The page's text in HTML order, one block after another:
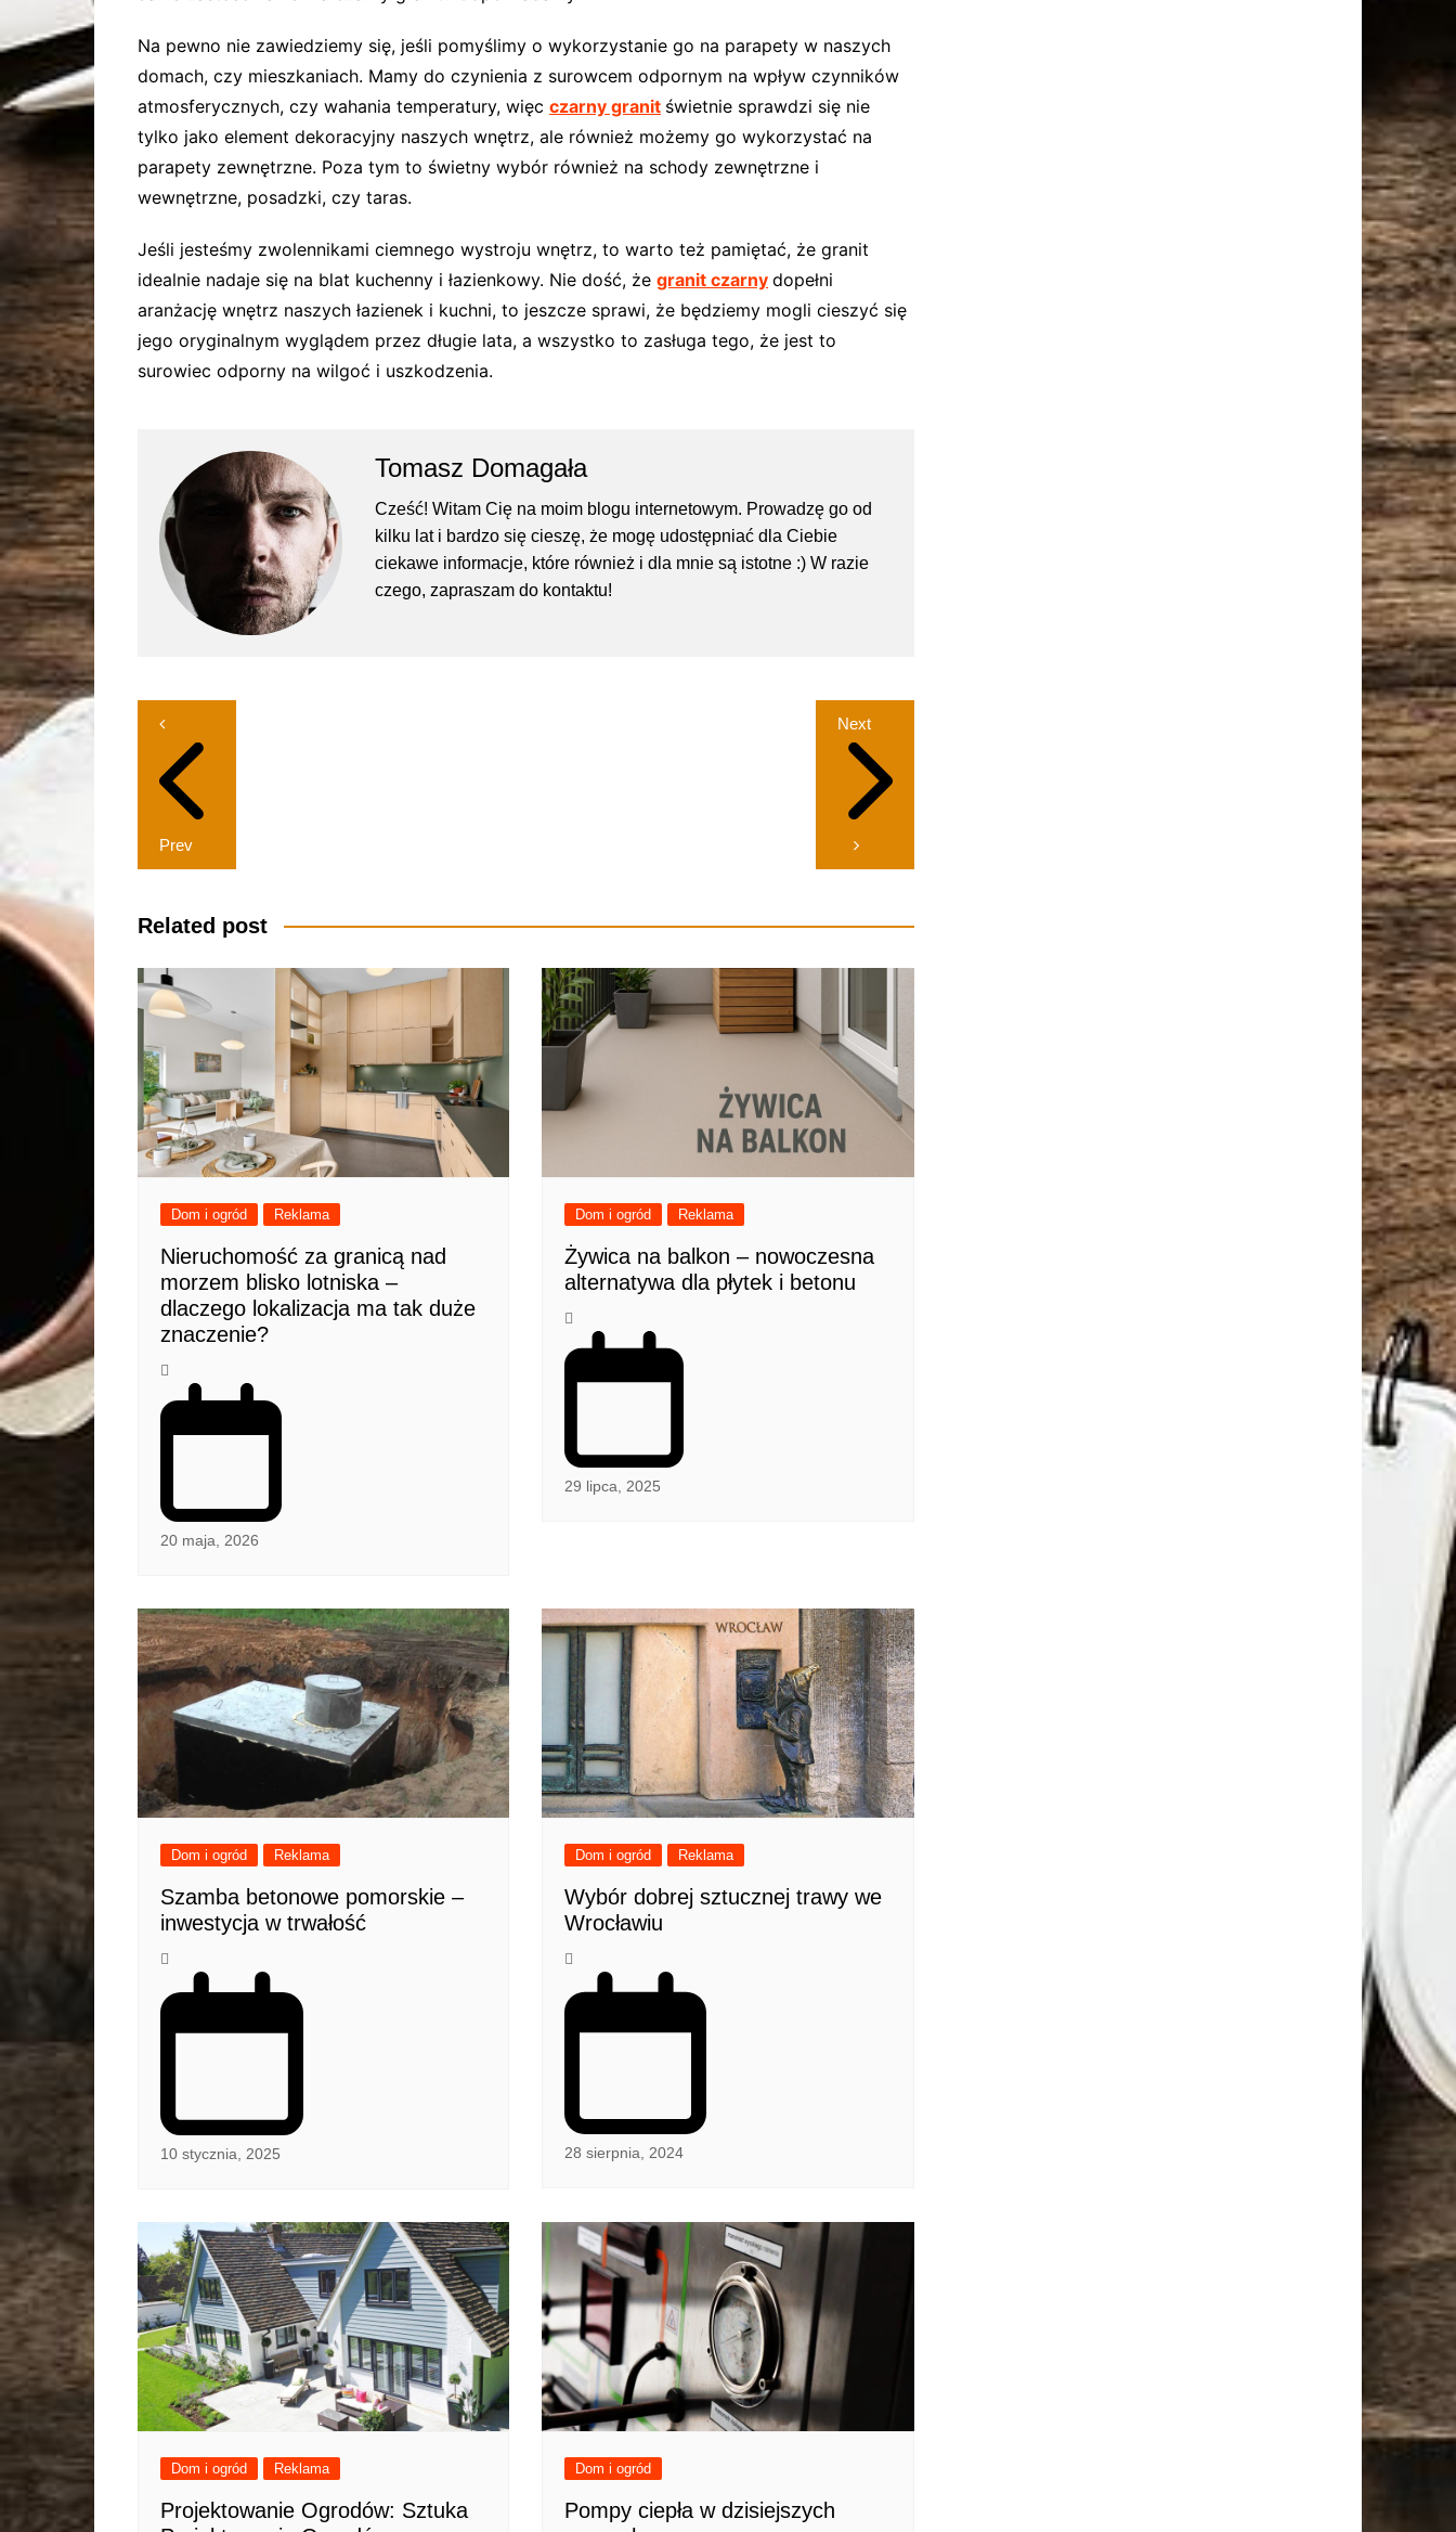
Na pewno nie zawiedziemy się, jeśli pomyślimy o wykorzystanie go na parapety w naszych
domach, czy mieszkaniach. Mamy do czynienia z surowcem odpornym na wpływ czynników
atmosferycznych, czy wahania temperatury, więc czarny granit świetnie sprawdzi się nie
tylko jako element dekoracyjny naszych wnętrz, ale również możemy go wykorzystać na
parapety zewnętrzne. Poza tym to świetny wybór również na schody zewnętrzne i
wewnętrzne, posadzki, czy taras.
Jeśli jesteśmy zwolennikami ciemnego wystroju wnętrz, to warto też pamiętać, że granit
idealnie nadaje się na blat kuchenny i łazienkowy. Nie dość, że granit czarny dopełni
aranżację wnętrz naszych łazienek i kuchni, to jeszcze sprawi, że będziemy mogli cieszyć się
jego oryginalnym wyglądem przez długie lata, a wszystko to zasługa tego, że jest to
surowiec odporny na wilgoć i uszkodzenia.
Tomasz Domagała
Cześć! Witam Cię na moim blogu internetowym. Prowadzę go od
kilku lat i bardzo się cieszę, że mogę udostępniać dla Ciebie
ciekawe informacje, które również i dla mnie są istotne :) W razie
czego, zapraszam do kontaktu!
Nawigacja
wpisu
Prev
Next
Related post
Dom i ogród Reklama
Nieruchomość za granicą nad
morzem blisko lotniska –
dlaczego lokalizacja ma tak duże
znaczenie?
20 maja, 2026
Dom i ogród Reklama
Żywica na balkon – nowoczesna
alternatywa dla płytek i betonu
29 lipca, 2025
Dom i ogród Reklama
Szamba betonowe pomorskie –
inwestycja w trwałość
10 stycznia, 2025
Dom i ogród Reklama
Wybór dobrej sztucznej trawy we
Wrocławiu
28 sierpnia, 2024
Dom i ogród Reklama
Projektowanie Ogrodów: Sztuka
Dom i ogród
Pompy ciepła w dzisiejszych